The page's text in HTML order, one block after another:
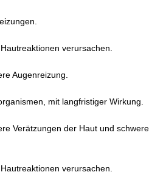
verursachen.
Augenreizung.
mit langfristiger Wirkung.
Verätzungen der Haut und schwere
verursachen.